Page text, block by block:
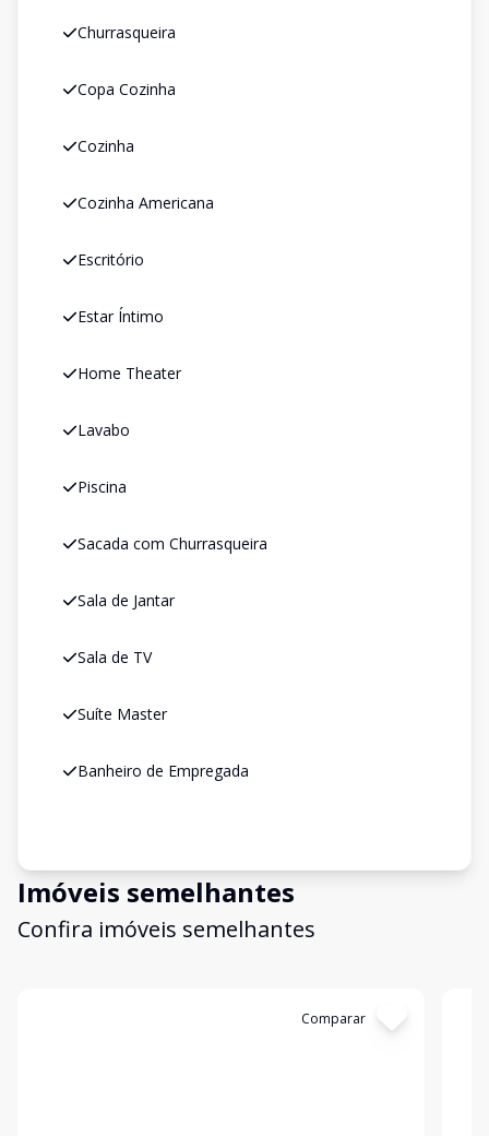
Churrasqueira
Copa Cozinha
Cozinha
Cozinha Americana
Escritório
Estar Íntimo
Home Theater
Lavabo
Piscina
Sacada com Churrasqueira
Sala de Jantar
Sala de TV
Suíte Master
Banheiro de Empregada
Imóveis semelhantes
Confira imóveis semelhantes
Comparar